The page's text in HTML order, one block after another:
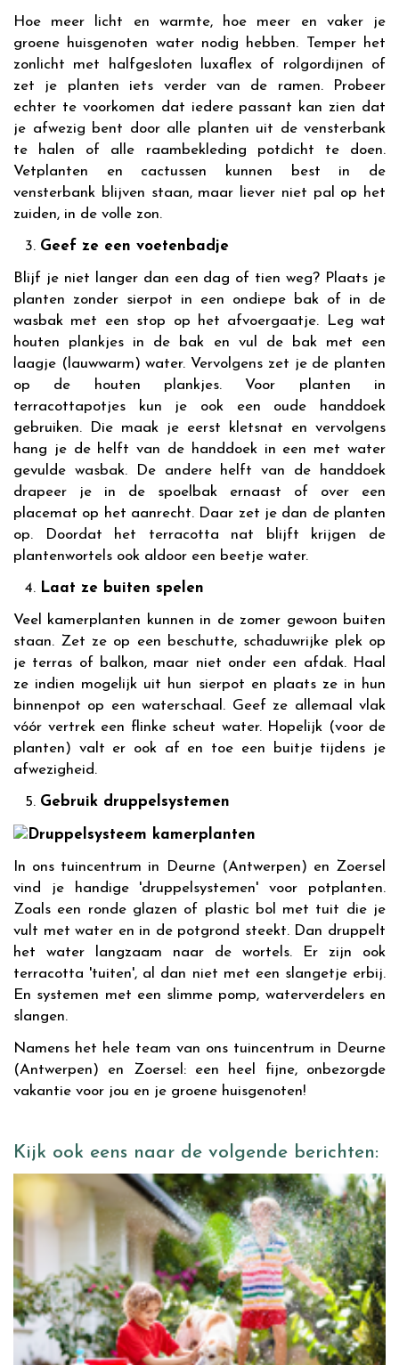
Hoe meer licht en warmte, hoe meer en vaker je
groene huisgenoten water nodig hebben. Temper het
zonlicht met halfgesloten luxaflex of rolgordijnen of
zet je planten iets verder van de ramen. Probeer
echter te voorkomen dat iedere passant kan zien dat
je afwezig bent door alle planten uit de vensterbank
te halen of alle raambekleding potdicht te doen.
Vetplanten en cactussen kunnen best in de
vensterbank blijven staan, maar liever niet pal op het
zuiden, in de volle zon.
Geef ze een voetenbadje
Blijf je niet langer dan een dag of tien weg? Plaats je
planten zonder sierpot in een ondiepe bak of in de
wasbak met een stop op het afvoergaatje. Leg wat
houten plankjes in de bak en vul de bak met een
laagje (lauwwarm) water. Vervolgens zet je de planten
op de houten plankjes. Voor planten in
terracottapotjes kun je ook een oude handdoek
gebruiken. Die maak je eerst kletsnat en vervolgens
hang je de helft van de handdoek in een met water
gevulde wasbak. De andere helft van de handdoek
drapeer je in de spoelbak ernaast of over een
placemat op het aanrecht. Daar zet je dan de planten
op. Doordat het terracotta nat blijft krijgen de
plantenwortels ook aldoor een beetje water.
Laat ze buiten spelen
Veel kamerplanten kunnen in de zomer gewoon buiten
staan. Zet ze op een beschutte, schaduwrijke plek op
je terras of balkon, maar niet onder een afdak. Haal
ze indien mogelijk uit hun sierpot en plaats ze in hun
binnenpot op een waterschaal. Geef ze allemaal vlak
vóór vertrek een flinke scheut water. Hopelijk (voor de
planten) valt er ook af en toe een buitje tijdens je
afwezigheid.
Gebruik druppelsystemen
In ons tuincentrum in Deurne (Antwerpen) en Zoersel
vind je handige 'druppelsystemen' voor potplanten.
Zoals een ronde glazen of plastic bol met tuit die je
vult met water en in de potgrond steekt. Dan druppelt
het water langzaam naar de wortels. Er zijn ook
terracotta 'tuiten', al dan niet met een slangetje erbij.
En systemen met een slimme pomp, waterverdelers en
slangen.
Namens het hele team van ons tuincentrum in Deurne
(Antwerpen) en Zoersel: een heel fijne, onbezorgde
vakantie voor jou en je groene huisgenoten!
Kijk ook eens naar de volgende berichten: